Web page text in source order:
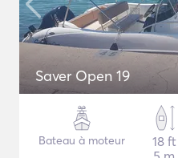
Saver Open 19
Bateau à moteur
18 ft